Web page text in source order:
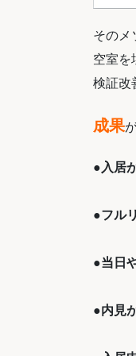
そのメ
空室を
検証改
成果
●入居
●フル
●当日
●内見